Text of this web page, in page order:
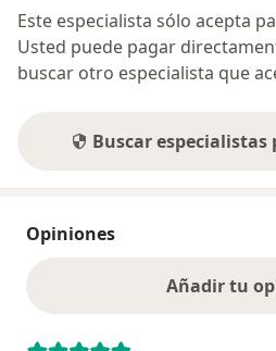
Este especialista sólo acepta
Usted puede pagar
buscar otro especialista que
Buscar
Opiniones
Añadir tu